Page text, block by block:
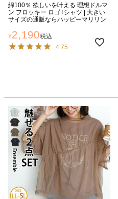
綿100％ 欲しいを叶える 理想ドルマ
ン フロッキー ロゴTシャツ | 大きい
サイズの通販ならハッピーマリリン
¥2,190税込
4.75